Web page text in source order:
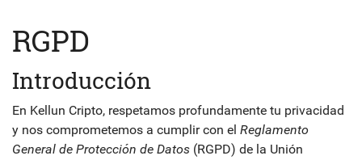
RGPD
Introducción
En Kellun Cripto, respetamos profundamente tu privacidad
y nos comprometemos a cumplir con el Reglamento
General de Protección de Datos (RGPD) de la Unión